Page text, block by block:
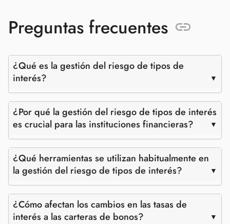
Preguntas frecuentes
¿Qué es la gestión del riesgo de tipos de
interés?
¿Por qué la gestión del riesgo de tipos de interés
es crucial para las instituciones financieras?
¿Qué herramientas se utilizan habitualmente en
la gestión del riesgo de tipos de interés?
¿Cómo afectan los cambios en las tasas de
interés a las carteras de bonos?